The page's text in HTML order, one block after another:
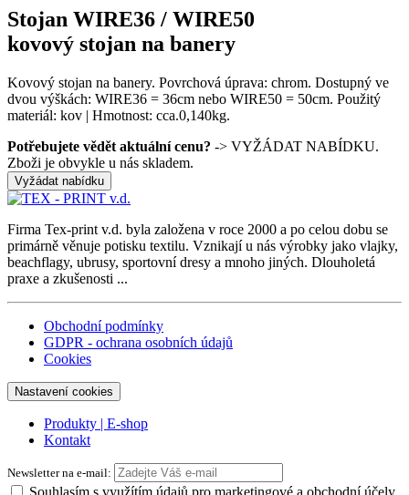
Stojan WIRE36 / WIRE50
kovový stojan na banery
Kovový stojan na banery. Povrchová úprava: chrom. Dostupný ve
dvou výškách: WIRE36 = 36cm nebo WIRE50 = 50cm. Použitý
materiál: kov | Hmotnost: cca.0,140kg.
Potřebujete vědět aktuální cenu? -> VYŽÁDAT NABÍDKU.
Zboži je obvykle u nás skladem.
Vyžádat nabídku
Firma Tex-print v.d. byla založena v roce 2000 a po celou dobu se
primárně věnuje potisku textilu. Vznikají u nás výrobky jako vlajky,
beachflagy, ubrusy, sportovní dresy a mnoho jiných. Dlouholetá
praxe a zkušenosti ...
Obchodní podmínky
GDPR - ochrana osobních údajů
Cookies
Nastavení cookies
Produkty | E-shop
Kontakt
Newsletter na e-mail: